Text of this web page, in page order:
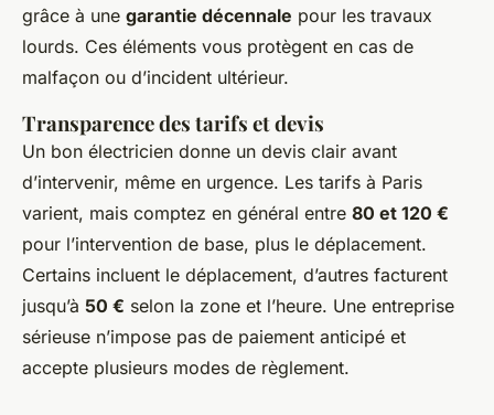
grâce à une garantie décennale pour les travaux
lourds. Ces éléments vous protègent en cas de
malfaçon ou d’incident ultérieur.
Transparence des tarifs et devis
Un bon électricien donne un devis clair avant
d’intervenir, même en urgence. Les tarifs à Paris
varient, mais comptez en général entre 80 et 120 €
pour l’intervention de base, plus le déplacement.
Certains incluent le déplacement, d’autres facturent
jusqu’à 50 € selon la zone et l’heure. Une entreprise
sérieuse n’impose pas de paiement anticipé et
accepte plusieurs modes de règlement.